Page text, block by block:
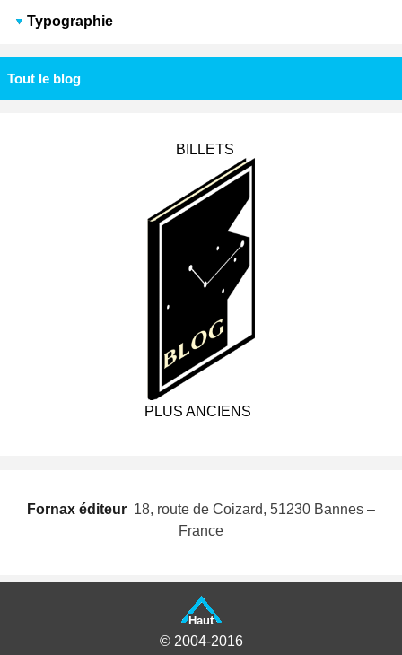
Typographie
Tout le blog
BILLETS
PLUS ANCIENS
Fornax éditeur  18, route de Coizard, 51230 Bannes –
France
Haut
© 2004-2016